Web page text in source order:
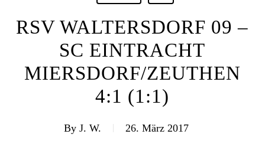
RSV WALTERSDORF 09 –
SC EINTRACHT
MIERSDORF/ZEUTHEN
4:1 (1:1)
By J. W. 26. März 2017